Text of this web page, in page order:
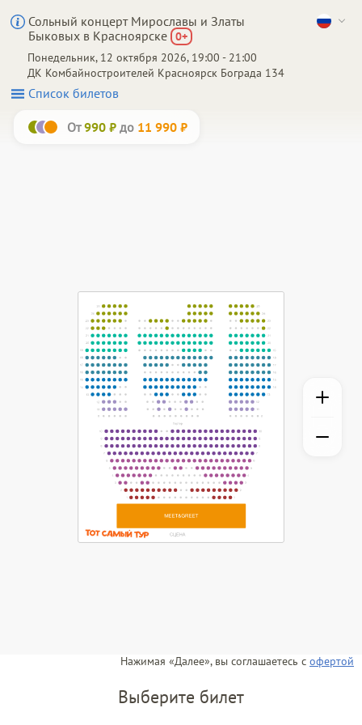
Сольный концерт Мирославы и Златы
Быковых в Красноярске 0+
Понедельник, 12 октября 2026, 19:00 - 21:00
ДК Комбайностроителей Красноярск Бограда 134
Список билетов
От 990 ₽ до 11 990 ₽
Нажимая «Далее», вы соглашаетесь с офертой
Выберите билет